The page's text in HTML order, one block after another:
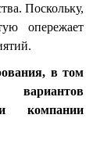
Поскольку,
опережает
в том
вариантов
компании